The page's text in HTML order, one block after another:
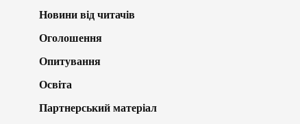
Новини від читачів
Оголошення
Опитування
Освіта
Партнерський матеріал